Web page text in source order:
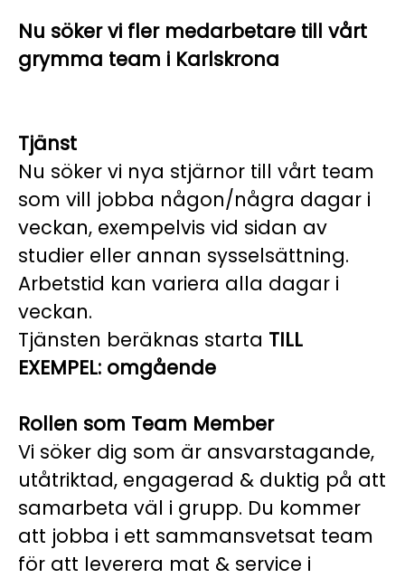
Nu söker vi fler medarbetare till vårt
grymma team i Karlskrona
Tjänst
Nu söker vi nya stjärnor till vårt team
som vill jobba någon/några dagar i
veckan, exempelvis vid sidan av
studier eller annan sysselsättning.
Arbetstid kan variera alla dagar i
veckan.
Tjänsten beräknas starta TILL
EXEMPEL: omgående
Rollen som Team Member
Vi söker dig som är ansvarstagande,
utåtriktad, engagerad & duktig på att
samarbeta väl i grupp. Du kommer
att jobba i ett sammansvetsat team
för att leverera mat & service i